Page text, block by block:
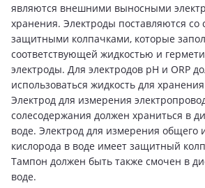
являются внешними выносными
хранения. Электроды поставляются
защитными колпачками, которые
соответствующей жидкостью и
электроды. Для электродов pH и ORP
использоваться жидкость для
Электрод для измерения
солесодержания должен храниться в
воде. Электрод для измерения общего
кислорода в воде имеет защитный
Тампон должен быть также смочен в
воде.